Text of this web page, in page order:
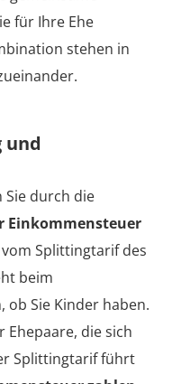
für Ihre Ehe
stehen in
und
durch die
Einkommensteuer
Splittingtarif des
beim
Sie Kinder haben.
die sich
Splittingtarif führt